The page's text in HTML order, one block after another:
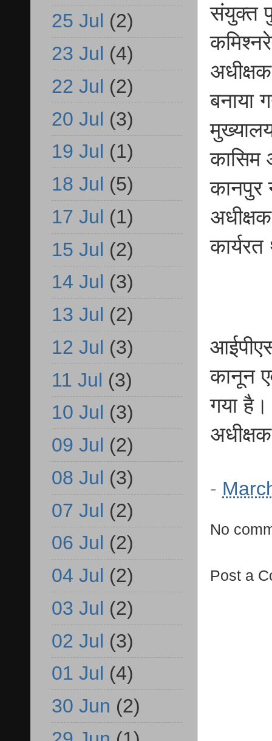
संयुक्त
बनाया
कासिम
कानपुर
कानून
गया
-
No
Post a
25 Jul (2)
23 Jul (4)
22 Jul (2)
20 Jul (3)
19 Jul (1)
18 Jul (5)
17 Jul (1)
15 Jul (2)
14 Jul (3)
13 Jul (2)
12 Jul (3)
11 Jul (3)
10 Jul (3)
09 Jul (2)
08 Jul (3)
07 Jul (2)
06 Jul (2)
04 Jul (2)
03 Jul (2)
02 Jul (3)
01 Jul (4)
30 Jun (2)